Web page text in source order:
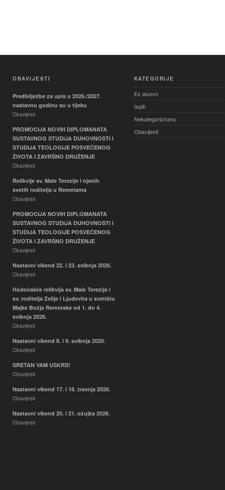
OBAVIJESTI
Predbilježbe za upis u 2026./2027.
nastavnu godinu su u tijeku
Obavijesti
PROMOCIJA NOVIH DIPLOMANATA
SUSTAVNOG STUDIJA DUHOVNOSTI I
STUDIJA TEOLOGIJE POSVEĆENOG
ŽIVOTA I ZAVRŠNO DRUŽENJE
Obavijesti
Relikvije sv. Male Terezije i njenih
svetih roditelja u Remetama
Obavijesti
PROMOCIJA NOVIH DIPLOMANATA
SUSTAVNOG STUDIJA DUHOVNOSTI I
STUDIJA TEOLOGIJE POSVEĆENOG
ŽIVOTA I ZAVRŠNO DRUŽENJE
Obavijesti
Nastavni vikend 22. i 23. svibnja 2026.
Obavijesti
Hodočašće relikvija sv. Male Terezije i
sv. roditelja Zelije i Ljudevita u svetištu
Majke Božje Remteske od 1. do 4.
svibnja 2026.
Obavijesti
Nastavni vikend 8. i 9. svibnja 2026.
Obavijesti
SRETAN VAM USKRS!
Obavijesti
Nastavni vikend 17. i 18. travnja 2026.
Obavijesti
Nastavni vikend 20. i 21. ožujka 2026.
Obavijesti
KATEGORIJE
Ex alumni
Ispiti
Nekategorizirano
Obavijesti